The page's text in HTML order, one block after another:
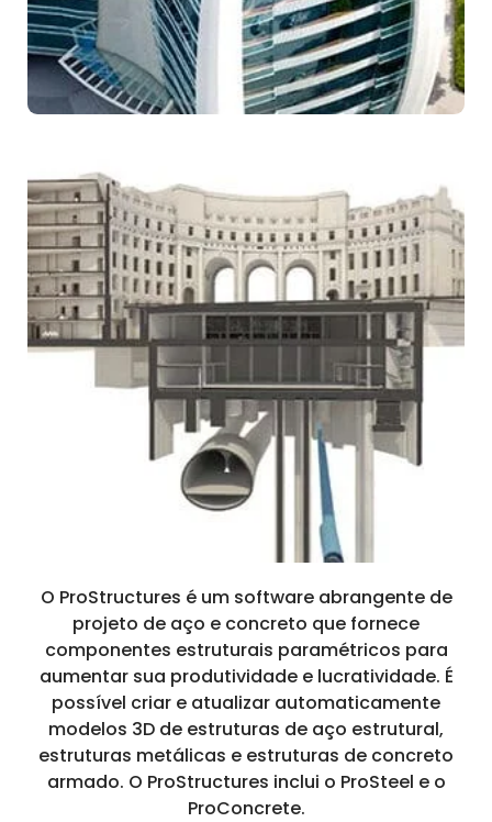
O ProStructures é um software abrangente de
projeto de aço e concreto que fornece
componentes estruturais paramétricos para
aumentar sua produtividade e lucratividade. É
possível criar e atualizar automaticamente
modelos 3D de estruturas de aço estrutural,
estruturas metálicas e estruturas de concreto
armado. O ProStructures inclui o ProSteel e o
ProConcrete.